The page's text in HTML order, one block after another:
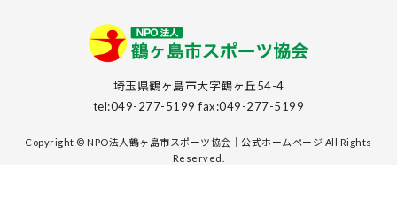
埼玉県鶴ヶ島市大字鶴ヶ丘54-4
tel:049-277-5199 fax:049-277-5199
Copyright © NPO法人鶴ヶ島市スポーツ協会｜公式ホームページ All Rights
Reserved.